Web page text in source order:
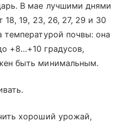
В мае лучшими днями
18, 19, 23, 26, 27, 29 и 30
температурой почвы: она
+8…+10 градусов,
быть минимальным.
хороший урожай,